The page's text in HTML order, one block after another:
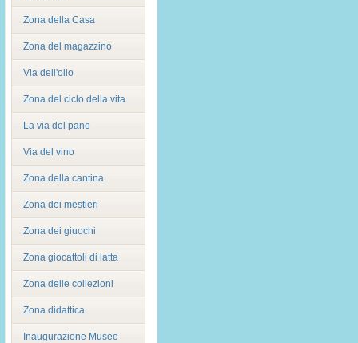
Zona della Casa
Zona del magazzino
Via dell'olio
Zona del ciclo della vita
La via del pane
Via del vino
Zona della cantina
Zona dei mestieri
Zona dei giuochi
Zona giocattoli di latta
Zona delle collezioni
Zona didattica
Inaugurazione Museo